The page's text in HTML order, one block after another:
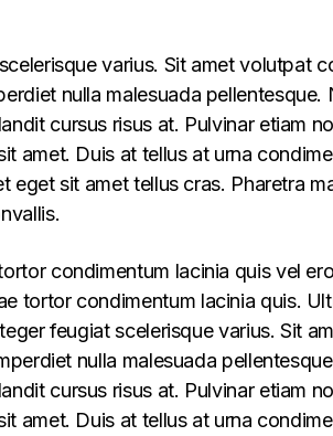
varius. Sit amet volutpat
nulla malesuada
cursus risus at. Pulvinar etiam
amet. Duis at tellus at urna
eget sit amet tellus cras. Pharetra
condimentum lacinia quis vel
tortor condimentum lacinia quis.
feugiat scelerisque varius. Sit
nulla malesuada
cursus risus at. Pulvinar etiam
amet. Duis at tellus at urna